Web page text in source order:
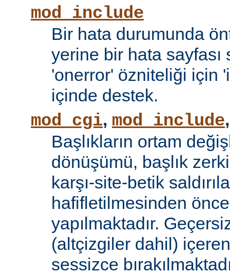
mod_include
Bir hata durumunda
yerine bir hata sayfası
'onerror' özniteliği için
içinde destek.
mod_cgi, mod_include
Başlıkların ortam
dönüşümü, başlık
karşı-site-betik
hafifletilmesinden
yapılmaktadır.
(altçizgiler dahil)
sessizce